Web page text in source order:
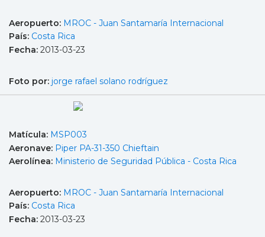
Aeropuerto: MROC - Juan Santamaría Internacional
País: Costa Rica
Fecha: 2013-03-23
Foto por: jorge rafael solano rodríguez
Matícula: MSP003
Aeronave: Piper PA-31-350 Chieftain
Aerolínea: Ministerio de Seguridad Pública - Costa Rica
Aeropuerto: MROC - Juan Santamaría Internacional
País: Costa Rica
Fecha: 2013-03-23